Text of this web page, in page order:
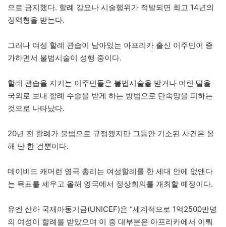
으로 금지했다. 할례 강요나 시술행위가 적발되면 최고 14년의
징역형을 받는다.
그러나 여성 할례 관습이 남아있는 아프리카 출신 이주민이 증
가하면서 불법시술이 성행 중이다.
할례 관습을 지키는 이주민들은 불법시술을 받거나 어린 딸을
국외로 보내 할례 수술을 받게 하는 방법으로 단속망을 피하는
것으로 나타났다.
20년 전 할례가 불법으로 규정됐지만 그동안 기소된 사건은 올
해 단 한 건뿐이다.
데이비드 캐머런 영국 총리는 여성할례를 한 세대 안에 없앤다
는 목표를 세우고 올해 영국에서 정상회의를 개최할 예정이다.
유엔 산하 국제아동기금(UNICEF)은 “세계적으로 1억2500만명
의 여성이 할례를 받았으며 이 중 대부분은 아프리카에서 이뤄